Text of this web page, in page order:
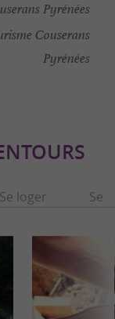
Pyrénées
Couserans
Pyrénées
Se loger Se